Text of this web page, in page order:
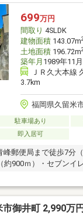
699万円
間取り 4SLDK
建物面積143.07m2
土地面積196.72m2
築年月 1989年11
ＪＲ久大本線
3.7km
福岡県久留米
駐車場あり
即入居可
峰郵便局まで徒歩7分
約900ｍ）・セブンイ
トアモリ 高良内店ま
御井町 2,990万